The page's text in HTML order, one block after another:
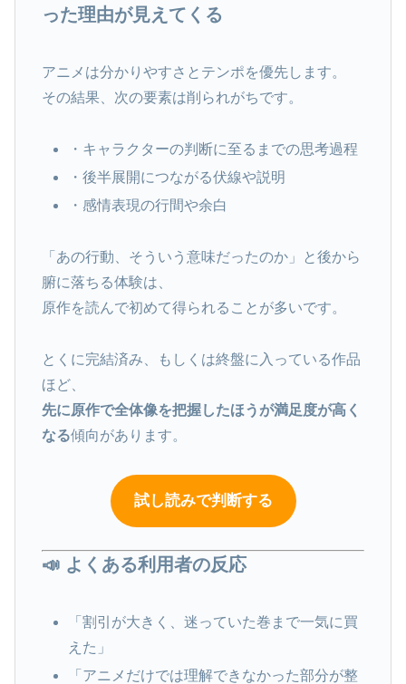
った理由が見えてくる
アニメは分かりやすさとテンポを優先します。
その結果、次の要素は削られがちです。
・キャラクターの判断に至るまでの思考過程
・後半展開につながる伏線や説明
・感情表現の行間や余白
「あの行動、そういう意味だったのか」と後から
腑に落ちる体験は、
原作を読んで初めて得られることが多いです。
とくに完結済み、もしくは終盤に入っている作品
ほど、
先に原作で全体像を把握したほうが満足度が高く
なる傾向があります。
試し読みで判断する
📣 よくある利用者の反応
「割引が大きく、迷っていた巻まで一気に買
えた」
「アニメだけでは理解できなかった部分が整